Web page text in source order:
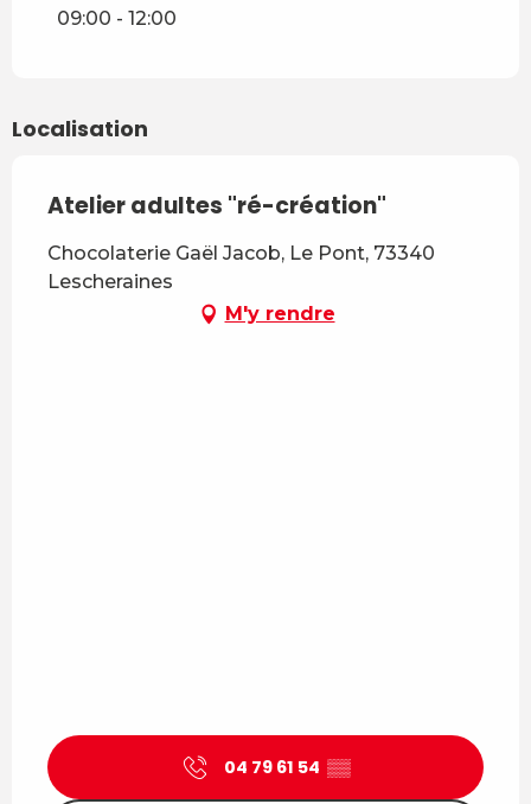
09:00 - 12:00
Localisation
Atelier adultes "ré-création"
Chocolaterie Gaël Jacob, Le Pont, 73340
Lescheraines
M'y rendre
04 79 61 54 ▒▒